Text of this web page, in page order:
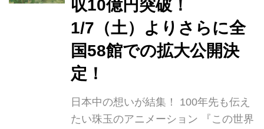
花嫁」 最優秀助演男優賞 斎藤工「団
地」 最優秀新進女優賞 杉咲花「湯を
沸かすほどの熱い愛」 最優秀新進男優
賞 カトウシンスケ「ケンとカズ」 毎
熊克哉「ケンとカズ」 最優秀新人...
収10億円突破！
1/7（土）よりさらに全
国58館での拡大公開決
定！
日本中の想いが結集！ 100年先も伝え
たい珠玉のアニメーション 『この世界